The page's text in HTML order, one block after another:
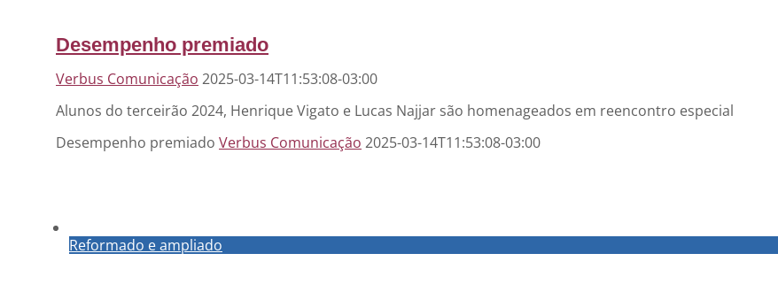
Desempenho premiado
Verbus Comunicação 2025-03-14T11:53:08-03:00
Alunos do terceirão 2024, Henrique Vigato e Lucas Najjar são homenageados em reencontro especial
Desempenho premiado Verbus Comunicação 2025-03-14T11:53:08-03:00
Reformado e ampliado